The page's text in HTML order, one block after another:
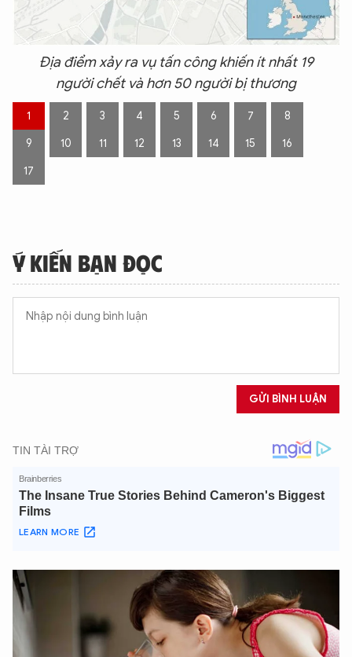
Địa điểm xảy ra vụ tấn công khiến ít nhất 19
người chết và hơn 50 người bị thương
1 2 3 4 5 6 7 8
9 10 11 12 13 14 15 16
17
Ý KIẾN BẠN ĐỌC
GỬI BÌNH LUẬN